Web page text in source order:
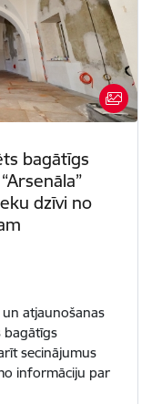
bagātīgs
dzīvi no
un atjaunošanas
bagātīgs
secinājumus
informāciju par